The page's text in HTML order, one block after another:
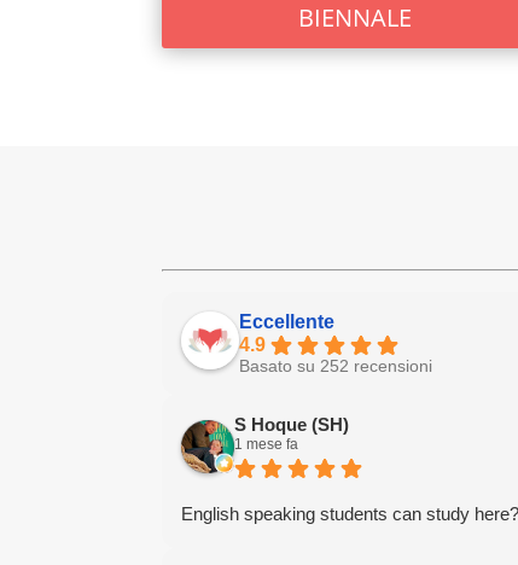
BIENNALE
Eccellente
4.9
Basato su 252 recensioni
S Hoque (SH)
1 mese fa
English speaking students can study here?